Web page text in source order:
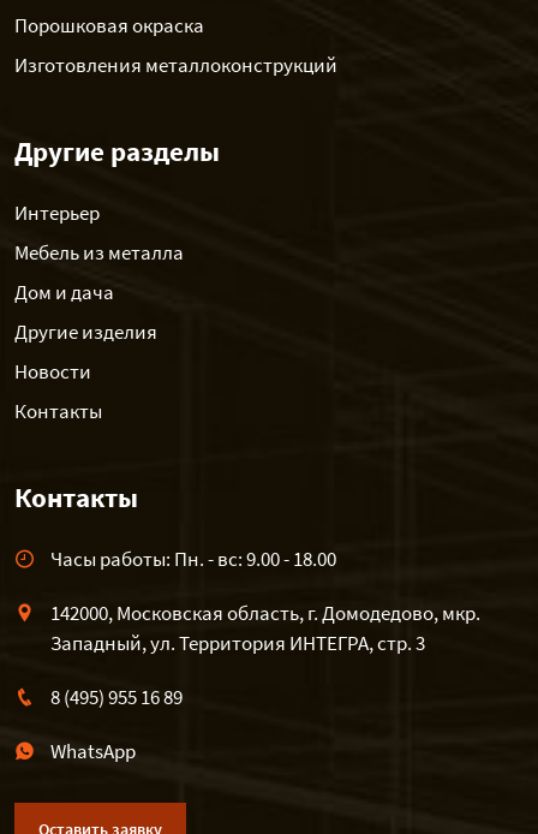
Порошковая окраска
Изготовления металлоконструкций
Другие разделы
Интерьер
Мебель из металла
Дом и дача
Другие изделия
Новости
Контакты
Контакты
Часы работы: Пн. - вс: 9.00 - 18.00
142000, Московская область, г. Домодедово, мкр.
Западный, ул. Территория ИНТЕГРА, стр. 3
8 (495) 955 16 89
WhatsApp
Оставить заявку